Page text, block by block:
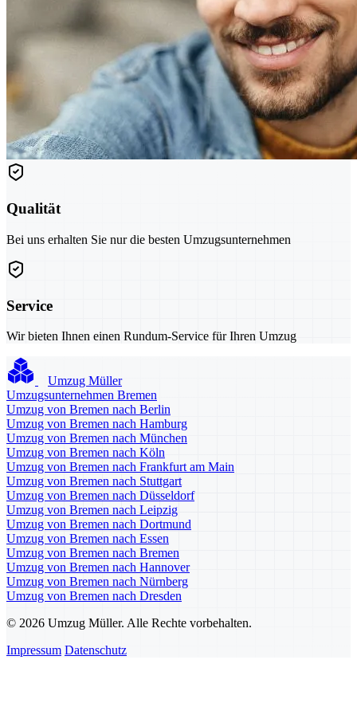
Qualität
Bei uns erhalten Sie nur die besten Umzugsunternehmen
Service
Wir bieten Ihnen einen Rundum-Service für Ihren Umzug
Umzug Müller
Umzugsunternehmen Bremen
Umzug von Bremen nach Berlin
Umzug von Bremen nach Hamburg
Umzug von Bremen nach München
Umzug von Bremen nach Köln
Umzug von Bremen nach Frankfurt am Main
Umzug von Bremen nach Stuttgart
Umzug von Bremen nach Düsseldorf
Umzug von Bremen nach Leipzig
Umzug von Bremen nach Dortmund
Umzug von Bremen nach Essen
Umzug von Bremen nach Bremen
Umzug von Bremen nach Hannover
Umzug von Bremen nach Nürnberg
Umzug von Bremen nach Dresden
© 2026 Umzug Müller. Alle Rechte vorbehalten.
Impressum Datenschutz